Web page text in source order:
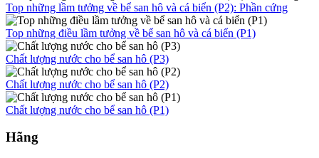
Top những lầm tưởng về bể san hô và cá biển (P2): Phần cứng
Top những điều lầm tưởng về bể san hô và cá biển (P1)
Chất lượng nước cho bể san hô (P3)
Chất lượng nước cho bể san hô (P2)
Chất lượng nước cho bể san hô (P1)
Hãng